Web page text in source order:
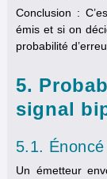
Conclusion :
émis et si on
probabilité
5.
signal
5.1. Énoncé
Un émetteur